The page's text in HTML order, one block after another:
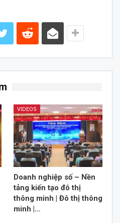
VIDEOS
Doanh nghiệp số – Nền
tảng kiến tạo đô thị
thông minh | Đô thị thông
minh |…